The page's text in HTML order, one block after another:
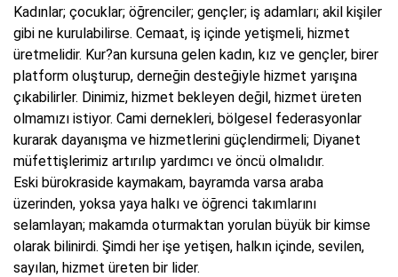
Kadınlar; çocuklar; öğrenciler; gençler; iş adamları; akil kişiler
gibi ne kurulabilirse. Cemaat, iş içinde yetişmeli, hizmet
üretmelidir. Kur?an kursuna gelen kadın, kız ve gençler, birer
platform oluşturup, derneğin desteğiyle hizmet yarışına
çıkabilirler. Dinimiz, hizmet bekleyen değil, hizmet üreten
olmamızı istiyor. Cami dernekleri, bölgesel federasyonlar
kurarak dayanışma ve hizmetlerini güçlendirmeli; Diyanet
müfettişlerimiz artırılıp yardımcı ve öncü olmalıdır.
Eski bürokraside kaymakam, bayramda varsa araba
üzerinden, yoksa yaya halkı ve öğrenci takımlarını
selamlayan; makamda oturmaktan yorulan büyük bir kimse
olarak bilinirdi. Şimdi her işe yetişen, halkın içinde, sevilen,
sayılan, hizmet üreten bir lider.